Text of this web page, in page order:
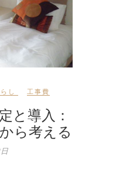
し 工事費
と導入：
ら考える